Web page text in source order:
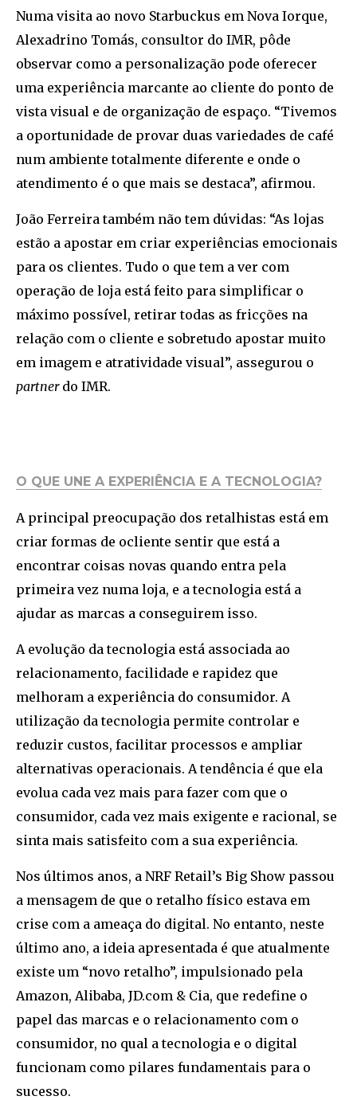
Numa visita ao novo Starbuckus em Nova Iorque,
Alexadrino Tomás, consultor do IMR, pôde
observar como a personalização pode oferecer
uma experiência marcante ao cliente do ponto de
vista visual e de organização de espaço. “Tivemos
a oportunidade de provar duas variedades de café
num ambiente totalmente diferente e onde o
atendimento é o que mais se destaca”, afirmou.
João Ferreira também não tem dúvidas: “As lojas
estão a apostar em criar experiências emocionais
para os clientes. Tudo o que tem a ver com
operação de loja está feito para simplificar o
máximo possível, retirar todas as fricções na
relação com o cliente e sobretudo apostar muito
em imagem e atratividade visual”, assegurou o
partnerdo IMR.
O QUE UNE A EXPERIÊNCIA E A TECNOLOGIA?
A principal preocupação dos retalhistas está em
criar formas de ocliente sentir que está a
encontrar coisas novas quando entra pela
primeira vez numa loja, e a tecnologia está a
ajudar as marcas a conseguirem isso.
A evolução da tecnologia está associada ao
relacionamento, facilidade e rapidez que
melhoram a experiência do consumidor. A
utilização da tecnologia permite controlar e
reduzir custos, facilitar processos e ampliar
alternativas operacionais. A tendência é que ela
evolua cada vez mais para fazer com que o
consumidor, cada vez mais exigente e racional, se
sinta mais satisfeito com a sua experiência.
Nos últimos anos, a NRF Retail’s Big Show passou
a mensagem de que o retalho físico estava em
crise com a ameaça do digital. No entanto, neste
último ano, a ideia apresentada é que atualmente
existe um “novo retalho”, impulsionado pela
Amazon, Alibaba, JD.com & Cia, que redefine o
papel das marcas e o relacionamento com o
consumidor, no qual a tecnologia e o digital
funcionam como pilares fundamentais para o
sucesso.